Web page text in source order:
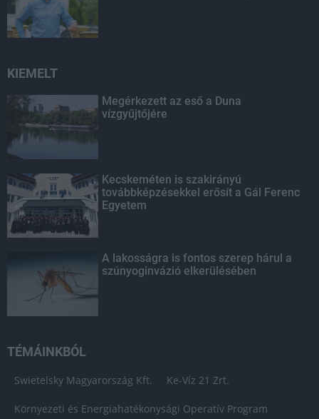
KIEMELT
Megérkezett az eső a Duna
vízgyűjtőjére
Kecskeméten is szakirányú
továbbképzésekkel erősít a Gál Ferenc
Egyetem
A lakosságra is fontos szerep hárul a
szúnyoginvázió elkerülésében
TÉMÁINKBÓL
Swietelsky Magyarország Kft. Ke-Víz 21 Zrt.
Környezeti és Energiahatékonysági Operatív Program